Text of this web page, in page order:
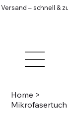
– schnell &
Home >